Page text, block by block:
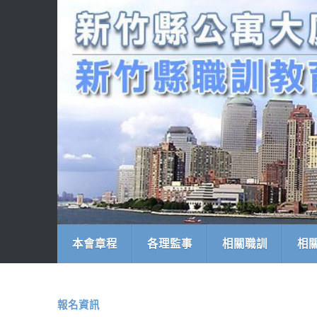
本會章程 各理監事 相關職訓 相
報名資訊